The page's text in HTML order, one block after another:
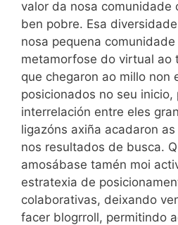
valor da nosa comunidade
ben pobre. Esa
nosa pequena
metamorfose do virtual ao
que chegaron ao millo non
posicionados no seu
interrelación entre eles
ligazóns axiña acadaron
nos resultados de busca.
amosábase tamén moi
estratexia de
colaborativas, deixando
facer blogrroll, permitindo